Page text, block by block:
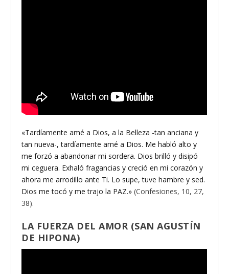
«Tardíamente amé a Dios, a la Belleza -tan anciana y
tan nueva-, tardíamente amé a Dios. Me habló alto y
me forzó a abandonar mi sordera. Dios brilló y disipó
mi ceguera. Exhaló fragancias y creció en mi corazón y
ahora me arrodillo ante Ti. Lo supe, tuve hambre y sed.
Dios me tocó y me trajo la PAZ.»(Confesiones, 10, 27,
38).
LA FUERZA DEL AMOR (SAN AGUSTÍN
DE HIPONA)